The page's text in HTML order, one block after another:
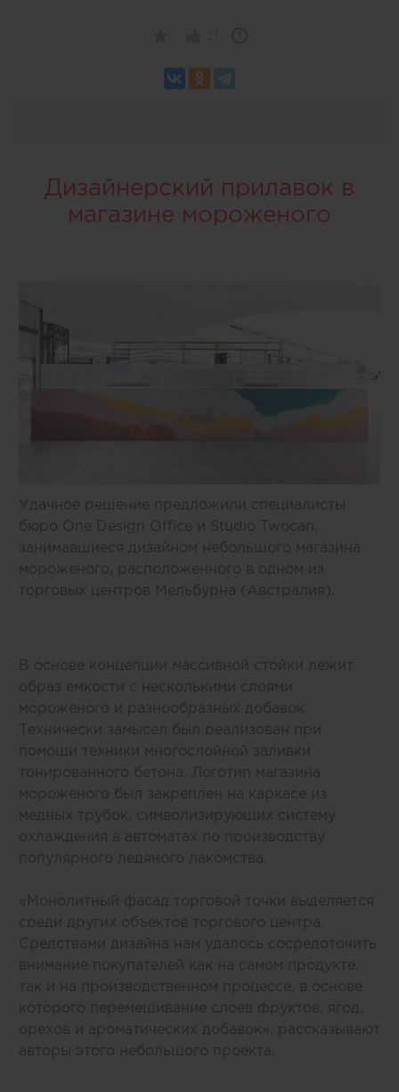
Дизайнерский прилавок в
магазине мороженого
Удачное решение предложили специалисты
бюро One Design Office и Studio Twocan,
занимавшиеся дизайном небольшого магазина
мороженого, расположенного в одном из
торговых центров Мельбурна (Австралия).
В основе концепции массивной стойки лежит
образ емкости с несколькими слоями
мороженого и разнообразных добавок.
Технически замысел был реализован при
помощи техники многослойной заливки
тонированного бетона. Логотип магазина
мороженого был закреплен на каркасе из
медных трубок, символизирующих систему
охлаждения в автоматах по производству
популярного ледяного лакомства.
«Монолитный фасад торговой точки выделяется
среди других объектов торгового центра.
Средствами дизайна нам удалось сосредоточить
внимание покупателей как на самом продукте,
так и на производственном процессе, в основе
которого перемешивание слоев фруктов, ягод,
орехов и ароматических добавок», рассказывают
авторы этого небольшого проекта.